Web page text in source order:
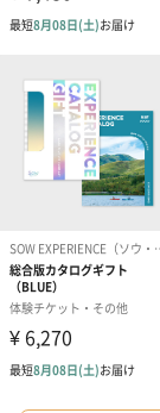
ゼリーバウム カ
（レモン＆紅茶）
スキンケアグッズ
スキンケアグッ